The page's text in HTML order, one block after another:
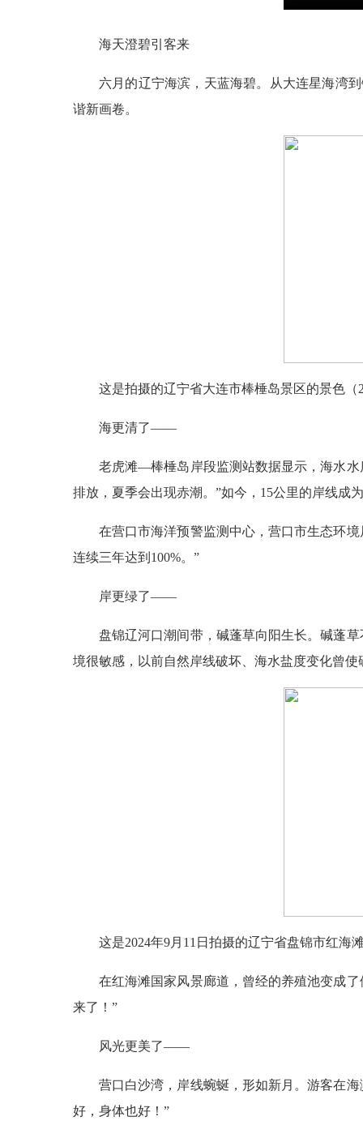
海天澄碧引客来
六月的辽宁海滨，天蓝海碧。从大连星海湾
谐新画卷。
这是拍摄的辽宁省大连市棒棰岛景区的景色（
海更清了——
老虎滩—棒棰岛岸段监测站数据显示，海水
排放，夏季会出现赤潮。”如今，15公里的岸线成
在营口市海洋预警监测中心，营口市生态环
连续三年达到100%。”
岸更绿了——
盘锦辽河口潮间带，碱蓬草向阳生长。碱蓬
境很敏感，以前自然岸线破坏、海水盐度变化曾
这是2024年9月11日拍摄的辽宁省盘锦市红海
在红海滩国家风景廊道，曾经的养殖池变成
来了！”
风光更美了——
营口白沙湾，岸线蜿蜒，形如新月。游客在
好，身体也好！”